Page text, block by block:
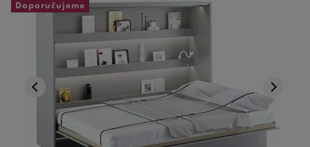
Doporučujeme